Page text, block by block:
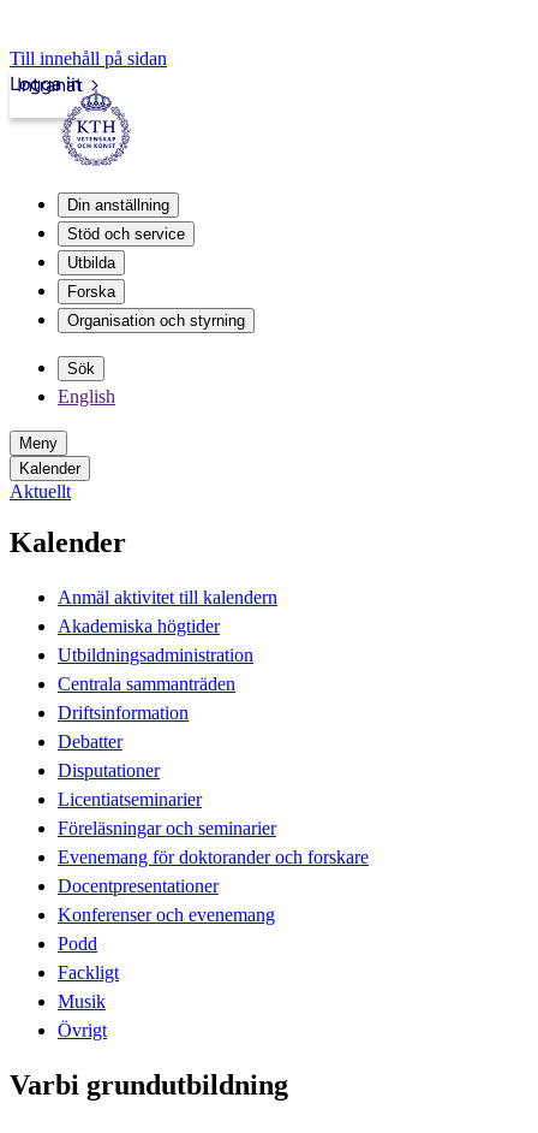
Till innehåll på sidan
Intranät
Logga in
Din anställning
Stöd och service
Utbilda
Forska
Organisation och styrning
Sök
English
Meny
Kalender
Aktuellt
Kalender
Anmäl aktivitet till kalendern
Akademiska högtider
Utbildningsadministration
Centrala sammanträden
Driftsinformation
Debatter
Disputationer
Licentiatseminarier
Föreläsningar och seminarier
Evenemang för doktorander och forskare
Docentpresentationer
Konferenser och evenemang
Podd
Fackligt
Musik
Övrigt
Varbi grundutbildning